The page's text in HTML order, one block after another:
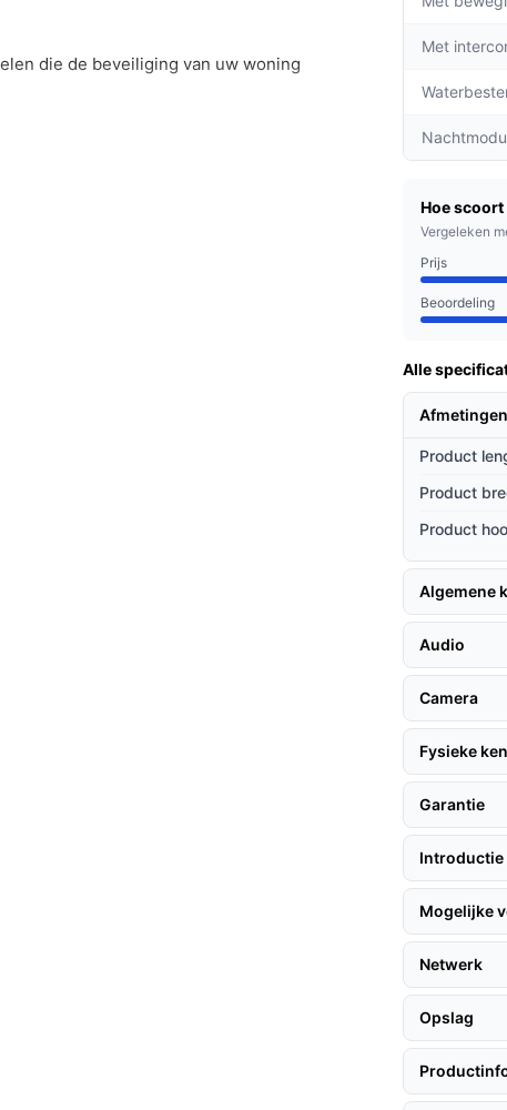
die de beveiliging van uw woning
Met
Hoe
Vergeleken
Prijs
Beoordeling
Alle
Afmetingen
Product
Product
Product
Algemene
Audio
Camera
Fysieke
Garantie
Introductie
Mogelijke
Netwerk
Opslag